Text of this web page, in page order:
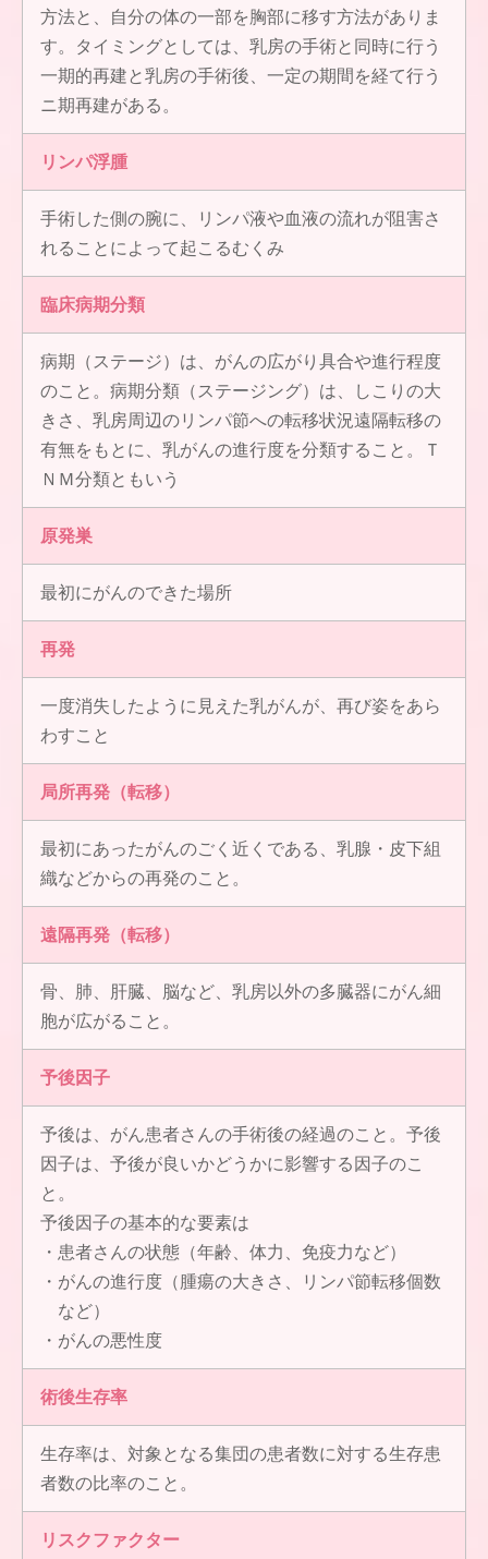
方法と、自分の体の一部を胸部に移す方法がありま
す。タイミングとしては、乳房の手術と同時に行う
一期的再建と乳房の手術後、一定の期間を経て行う
ニ期再建がある。
リンパ浮腫
手術した側の腕に、リンパ液や血液の流れが阻害さ
れることによって起こるむくみ
臨床病期分類
病期（ステージ）は、がんの広がり具合や進行程度
のこと。病期分類（ステージング）は、しこりの大
きさ、乳房周辺のリンパ節への転移状況遠隔転移の
有無をもとに、乳がんの進行度を分類すること。Ｔ
ＮＭ分類ともいう
原発巣
最初にがんのできた場所
再発
一度消失したように見えた乳がんが、再び姿をあら
わすこと
局所再発（転移）
最初にあったがんのごく近くである、乳腺・皮下組
織などからの再発のこと。
遠隔再発（転移）
骨、肺、肝臓、脳など、乳房以外の多臓器にがん細
胞が広がること。
予後因子
予後は、がん患者さんの手術後の経過のこと。予後
因子は、予後が良いかどうかに影響する因子のこ
と。
予後因子の基本的な要素は
患者さんの状態（年齢、体力、免疫力など）
がんの進行度（腫瘍の大きさ、リンパ節転移個数
など）
がんの悪性度
術後生存率
生存率は、対象となる集団の患者数に対する生存患
者数の比率のこと。
リスクファクター